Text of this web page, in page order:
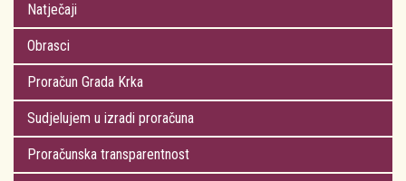
Natječaji
Obrasci
Proračun Grada Krka
Sudjelujem u izradi proračuna
Proračunska transparentnost